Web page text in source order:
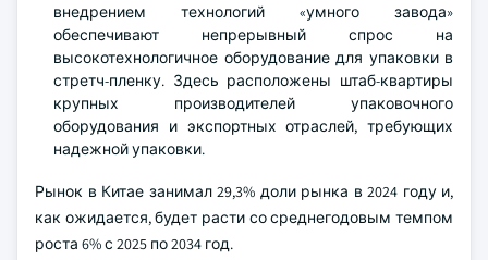
внедрением технологий «умного завода»
обеспечивают непрерывный спрос на
высокотехнологичное оборудование для упаковки в
стретч-пленку. Здесь расположены штаб-квартиры
крупных производителей упаковочного
оборудования и экспортных отраслей, требующих
надежной упаковки.
Рынок в Китае занимал 29,3% доли рынка в 2024 году и,
как ожидается, будет расти со среднегодовым темпом
роста 6% с 2025 по 2034 год.